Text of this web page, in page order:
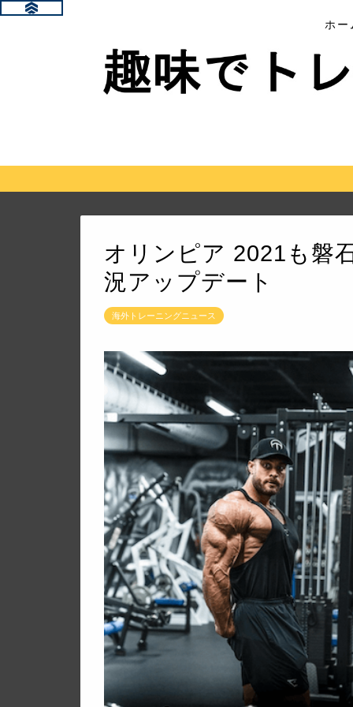
ホー
オリンピア 2021も磐
況アップデート
海外トレーニングニュース